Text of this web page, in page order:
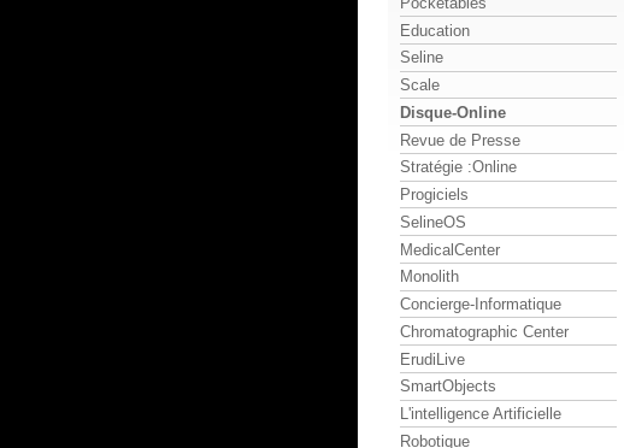
Education
Seline
Scale
Disque-Online
Revue de Presse
Stratégie :Online
Progiciels
SelineOS
MedicalCenter
Monolith
Concierge-Informatique
Chromatographic Center
ErudiLive
SmartObjects
L'intelligence Artificielle
Robotique